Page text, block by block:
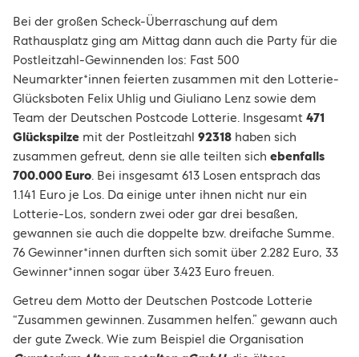
Bei der großen Scheck-Überraschung auf dem
Rathausplatz ging am Mittag dann auch die Party für die
Postleitzahl-Gewinnenden los: Fast 500
Neumarkter*innen feierten zusammen mit den Lotterie-
Glücksboten Felix Uhlig und Giuliano Lenz sowie dem
Team der Deutschen Postcode Lotterie. Insgesamt 471
Glückspilze mit der Postleitzahl 92318 haben sich
zusammen gefreut, denn sie alle teilten sich ebenfalls
700.000 Euro. Bei insgesamt 613 Losen entsprach das
1.141 Euro je Los. Da einige unter ihnen nicht nur ein
Lotterie-Los, sondern zwei oder gar drei besaßen,
gewannen sie auch die doppelte bzw. dreifache Summe.
76 Gewinner*innen durften sich somit über 2.282 Euro, 33
Gewinner*innen sogar über 3.423 Euro freuen.
Getreu dem Motto der Deutschen Postcode Lotterie
“Zusammen gewinnen. Zusammen helfen.” gewann auch
der gute Zweck. Wie zum Beispiel die Organisation